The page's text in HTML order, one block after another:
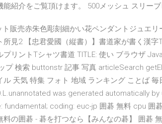
能紹介をご覧頂けます。 500メッシュ スリー
販売赤朱色彫刻細かい花ペンダントジュエ
所見2 【忠君愛國（縦書）】書道家が書く漢
プリントTシャツ書道 TITLE: 使い ブラウザ
プ 検索 buttonstr 記事 写真 articleSearch
ル 天気 特集 フォト 地域 ランキング ことば
was generated automatically by
fundamental; coding: euc-jp 囲碁 無料 cpu 囲
料の囲碁 - 碁を打つなら【みんなの碁】 囲碁